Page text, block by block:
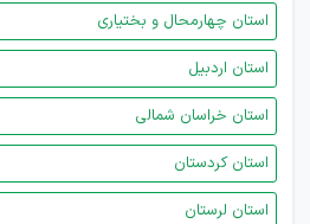
استان چهارمحال و بختیاری
استان اردبیل
استان خراسان شمالی
استان کردستان
استان لرستان